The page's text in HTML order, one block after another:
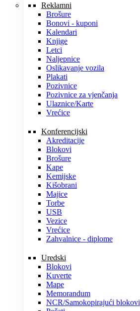
Reklamni
Brošure
Bonovi - kuponi
Kalendari
Knjige
Letci
Naljepnice
Oslikavanje vozila
Plakati
Pozivnice
Pozivnice za vjenčanja
Ulaznice/Karte
Vrećice
Konferencijski
Akreditacije
Blokovi
Brošure
Kape
Kemijske
Kišobrani
Majice
Torbe
USB
Vezice
Vrećice
Zahvalnice - diplome
Uredski
Blokovi
Kuverte
Mape
Memorandum
NCR/Samokopirajući blokovi